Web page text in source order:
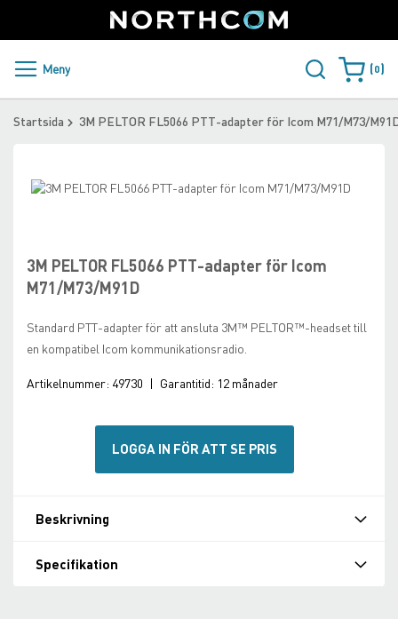
to
Content
Sweden
PRODUKTER OCH LÖSNINGAR
ÅTERFÖRSÄLJARE
LADDA NER
Meny Varukorgen
0
Startsida 3M PELTOR FL5066 PTT-adapter för Icom M71/M73/
3M PELTOR FL5066 PTT-adapter för Icom
M71/M73/M91D
Standard PTT-adapter för att ansluta 3M™ PELTOR™-headset till
en kompatibel Icom kommunikationsradio.
Artikelnummer: 49730 | Garantitid: 12 månader
LOGGA IN FÖR ATT SE PRIS
Skip
of
the
images
beginning
of
the
gallery
Beskrivning
Specifikation